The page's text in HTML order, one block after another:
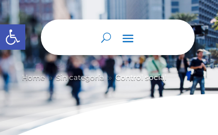
Abrir barra de herramientas
Home 9 Sin categoría 9 Control social